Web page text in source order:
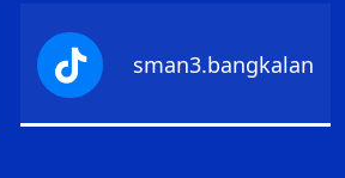
sman3.bangkalan